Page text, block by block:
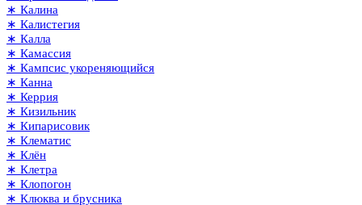
∗ Калина
∗ Калистегия
∗ Калла
∗ Камассия
∗ Кампсис укореняющийся
∗ Канна
∗ Керрия
∗ Кизильник
∗ Кипарисовик
∗ Клематис
∗ Клён
∗ Клетра
∗ Клопогон
∗ Клюква и брусника